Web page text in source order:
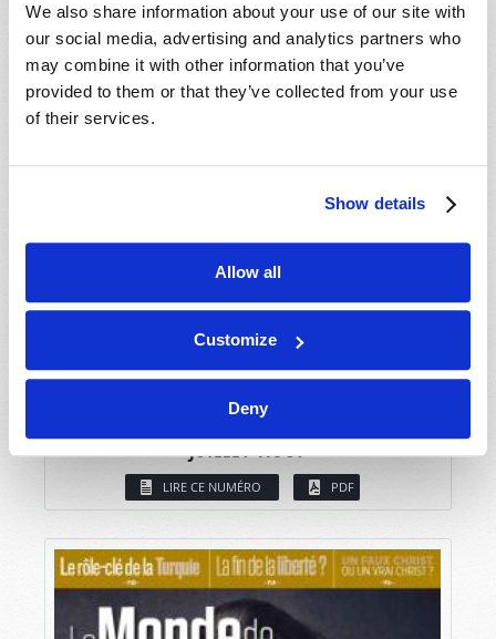
We also share information about your use of our site with
our social media, advertising and analytics partners who
may combine it with other information that you’ve
provided to them or that they’ve collected from your use
of their services.
Show details
Allow all
Customize
Deny
JUILLET-AOÛT
LIRE CE NUMÉRO PDF